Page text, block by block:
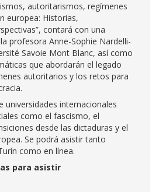
autoritarismos, regímenes
europea: Historias,
contará con una
profesora Anne-Sophie Nardelli-
Savoie Mont Blanc, así como
que abordarán el legado
autoritarios y los retos para
universidades internacionales
como el fascismo, el
desde las dictaduras y el
Se podrá asistir tanto
como en línea.
para asistir